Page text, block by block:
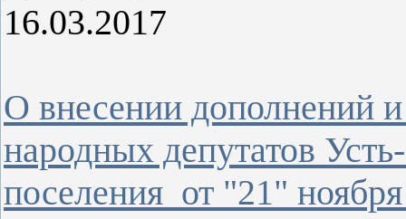
16.03.2017
О внесении дополнений
народных депутатов
поселения от "21"